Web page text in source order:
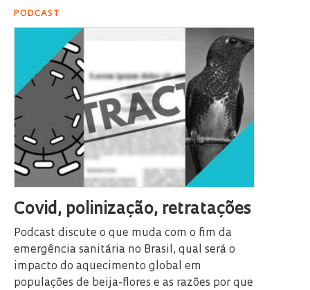
PODCAST
Covid, polinização, retratações
Podcast discute o que muda com o fim da
emergência sanitária no Brasil, qual será o
impacto do aquecimento global em
populações de beija-flores e as razões por que